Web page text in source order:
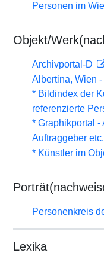
Personen im
Objekt/
Archivportal-D
Albertina, Wien
* Bildindex der
referenzierte
* Graphikportal -
Auftraggeber
* Künstler im
Personenkreis
Lexika